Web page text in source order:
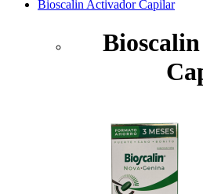
Bioscalin Activador Capilar